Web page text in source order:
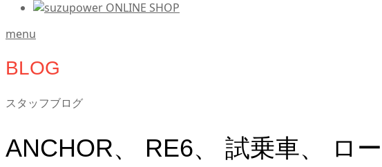
menu
BLOG
スタッフブログ
ANCHOR、 RE6、 試乗車、 ロ